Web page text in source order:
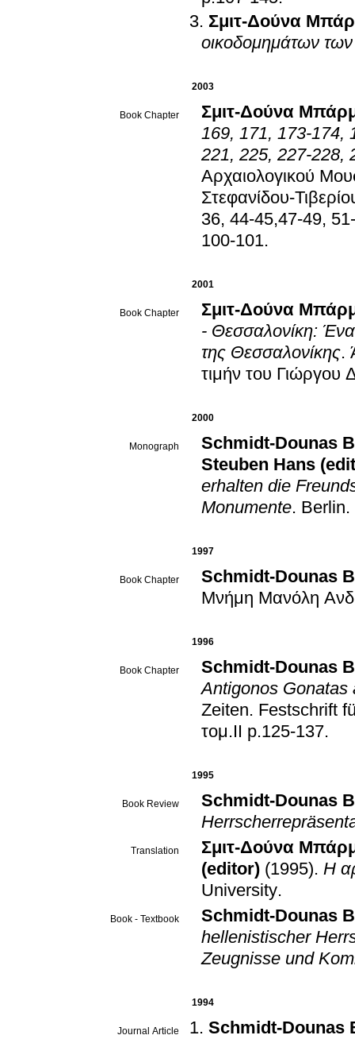
Σμιτ-Δούνα
οικοδομημάτων
2003
Book Chapter
Σμιτ-Δούνα
169, 171, 173-174,
221, 225, 227-228,
Αρχαιολογικού
Στεφανίδου-
36, 44-45,47-49,
100-101.
2001
Book Chapter
Σμιτ-Δούνα
- Θεσσαλονίκη: Ένα
της Θεσσαλονίκης.
τιμήν του Γιώργου
2000
Monograph
Schmidt-Dounas
Steuben Hans
erhalten die
Monumente. Berlin.
1997
Book Chapter
Schmidt-Dounas
Μνήμη Μανόλη
1996
Book Chapter
Schmidt-Dounas
Antigonos Gonatas
Zeiten. Festschrift
τομ.II p.125-137.
1995
Book Review
Schmidt-Dounas
Translation
Σμιτ-Δούνα
(editor) (1995). Η
University.
Book - Textbook
Schmidt-Dounas
hellenistischer
Zeugnisse und
1994
Journal Article
Schmidt-Dounas